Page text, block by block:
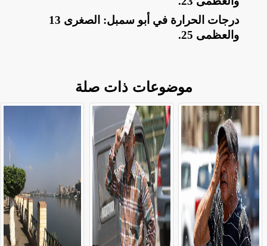
​درجات الحرارة في أبو سمبل: الصغرى 13
والعظمى 25
.
موضوعات ذات صلة